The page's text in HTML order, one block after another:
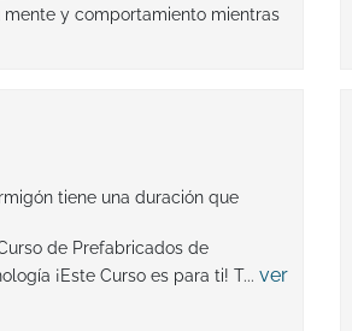
y comportamiento mientras
tiene una duración que
de Prefabricados de
¡Este Curso es para ti! T... ver